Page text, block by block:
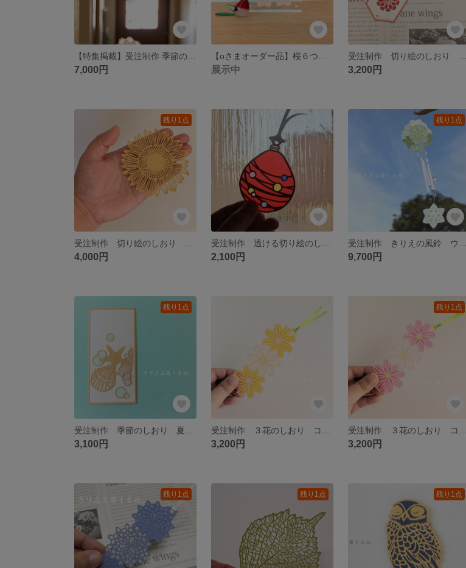
7,000円 展示中 3,200円
残り1点
4,000円 2,100円
残り1点
9,700円
残り1点
3,100円 3,200円
残り1点
3,200円
残り1点 残り1点 残り1点